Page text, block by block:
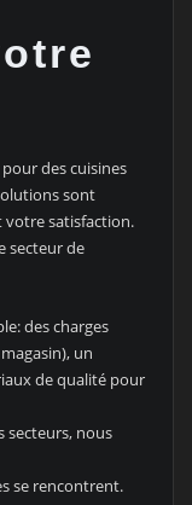
des cuisines
sont
votre satisfaction.
secteur de
des charges
un
de qualité pour
secteurs, nous
se rencontrent.